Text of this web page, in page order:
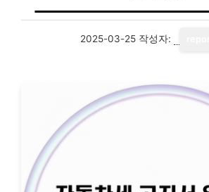
2025-03-25 작성자: